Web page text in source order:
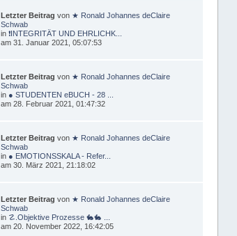
Letzter Beitrag von ★ Ronald Johannes deClaire
Schwab
in❗INTEGRITÄT UND EHRLICHK...
am 31. Januar 2021, 05:07:53
Letzter Beitrag von ★ Ronald Johannes deClaire
Schwab
in ● STUDENTEN eBUCH - 28 ...
am 28. Februar 2021, 01:47:32
Letzter Beitrag von ★ Ronald Johannes deClaire
Schwab
in ● EMOTIONSSKALA - Refer...
am 30. März 2021, 21:18:02
Letzter Beitrag von ★ Ronald Johannes deClaire
Schwab
in ☡.Objektive Prozesse 🐇🐇 ...
am 20. November 2022, 16:42:05